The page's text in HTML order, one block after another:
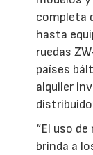
completa
hasta
ruedas
países
alquiler
“El uso
brinda a